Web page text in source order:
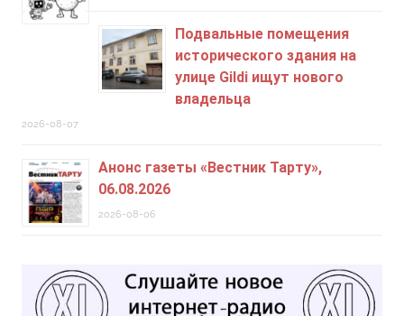
Подвальные помещения
исторического здания на
улице Gildi ищут нового
владельца
2026-08-07
Анонс газеты «Вестник Тарту»,
06.08.2026
2026-08-06